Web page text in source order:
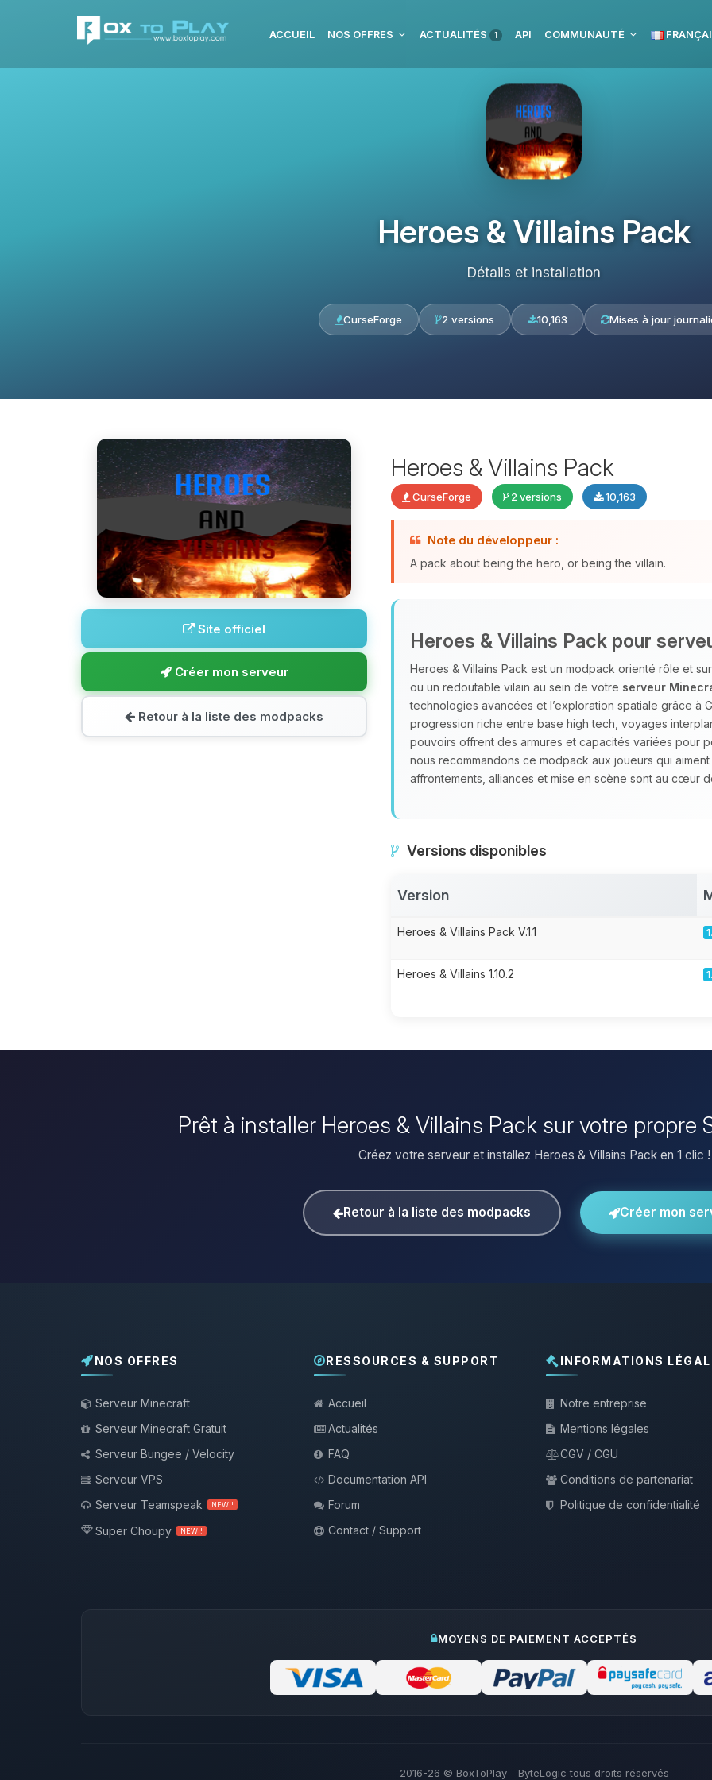
ACCUEIL NOS OFFRES ACTUALITÉS 1 API COMMUNAUTÉ
Heroes & Villains Pack
Détails et installation
CurseForge 2 versions 10,163 Mises à jour
Site officiel
Créer mon serveur
Retour à la liste des modpacks
Heroes & Villains Pack
CurseForge 2 versions 10,163
Note du développeur :
A pack about being the hero, or being the villain.
Heroes & Villains Pack pour
Heroes & Villains Pack est un modpack orienté rôle et
ou un redoutable vilain au sein de votre serveur
technologies avancées et l’exploration spatiale grâce à
progression riche entre base high tech, voyages
pouvoirs offrent des armures et capacités variées pour
nous recommandons ce modpack aux joueurs qui
affrontements, alliances et mise en scène sont au cœur
Versions disponibles
Version
Heroes & Villains Pack V.1.1
Heroes & Villains 1.10.2
Prêt à installer Heroes & Villains Pack sur votre propre
Créez votre serveur et installez Heroes & Villains Pack en 1 clic !
Retour à la liste des modpacks Créer mon
NOS OFFRES
Serveur Minecraft
Serveur Minecraft Gratuit
Serveur Bungee / Velocity
Serveur VPS
Serveur Teamspeak
NEW !
Super Choupy NEW !
RESSOURCES & SUPPORT
Accueil
Actualités
FAQ
Documentation API
Forum
Contact / Support
INFORMATIONS
Notre entreprise
Mentions légales
CGV / CGU
Conditions de partenariat
Politique de confidentialité
MOYENS DE PAIEMENT ACCEPTÉS
2016-26 © BoxToPlay - ByteLogic tous droits réservés